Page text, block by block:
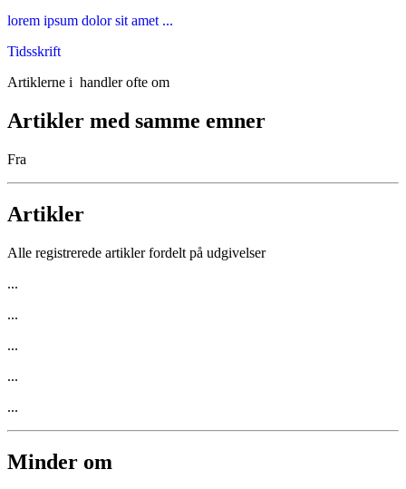
lorem ipsum dolor sit amet ...
Tidsskrift
Artiklerne i handler ofte om
Artikler med samme emner
Fra
Artikler
Alle registrerede artikler fordelt på udgivelser
...
...
...
...
...
Minder om